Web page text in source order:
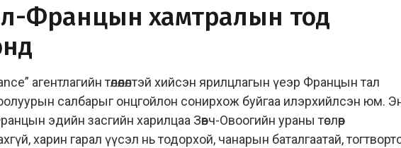
Францын хамтралын тод
агентлагийн төлөөлөлтэй хийсэн ярилцлагын үеэр Францын тал
салбарыг онцгойлон сонирхож буйгаа илэрхийлсэн юм.
эдийн засгийн харилцаа Зөөвч-Овоогийн ураны төслөөр
харин гарал үүсэл нь тодорхой, чанарын баталгаатай,